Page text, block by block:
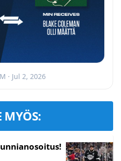
· Jul 2, 2026
MYÖS: